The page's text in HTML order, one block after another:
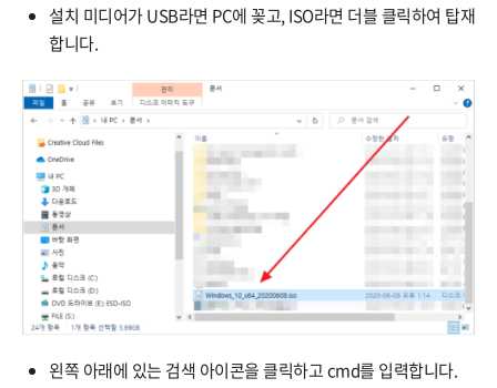
설치 미디어가 USB라면 PC에 꽂고, ISO라면 더블 클릭하여 탑재
합니다.
왼쪽 아래에 있는 검색 아이콘을 클릭하고 cmd를 입력합니다.